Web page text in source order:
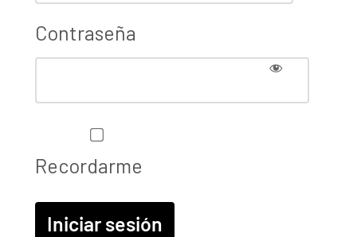
Contraseña
Recordarme